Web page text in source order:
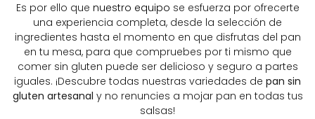
Es por ello que nuestro equipo se esfuerza por ofrecerte
una experiencia completa, desde la selección de
ingredientes hasta el momento en que disfrutas del pan
en tu mesa, para que compruebes por ti mismo que
comer sin gluten puede ser delicioso y seguro a partes
iguales. ¡Descubre todas nuestras variedades de pan sin
gluten artesanal y no renuncies a mojar pan en todas tus
salsas!